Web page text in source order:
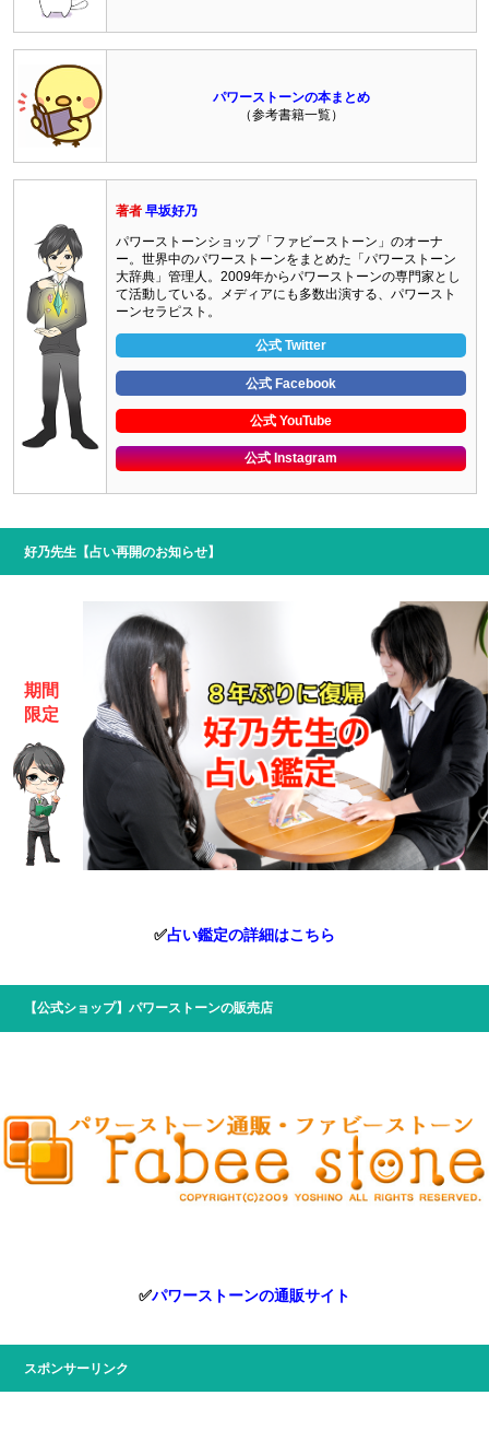
パワーストーンの本まとめ
（参考書籍一覧）
著者 早坂好乃
パワーストーンショップ「ファビーストーン」のオーナ
ー。世界中のパワーストーンをまとめた「パワーストーン
大辞典」管理人。2009年からパワーストーンの専門家とし
て活動している。メディアにも多数出演する、パワースト
ーンセラピスト。
公式 Twitter
公式 Facebook
公式 YouTube
公式 Instagram
好乃先生【占い再開のお知らせ】
期間
限定
✅占い鑑定の詳細はこちら
【公式ショップ】パワーストーンの販売店
✅パワーストーンの通販サイト
スポンサーリンク